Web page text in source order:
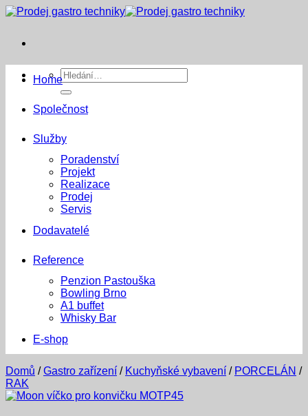
Přeskočit
Hledat:
Home
Společnost
Služby
Poradenství
Projekt
Realizace
Prodej
Servis
Dodavatelé
Reference
Penzion Pastouška
Bowling Brno
A1 buffet
Whisky Bar
E-shop
Domů / Gastro zařízení / Kuchyňské vybavení / PORCELÁN /
RAK